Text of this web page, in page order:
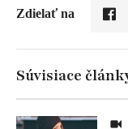
Zdielať na
Súvisiace